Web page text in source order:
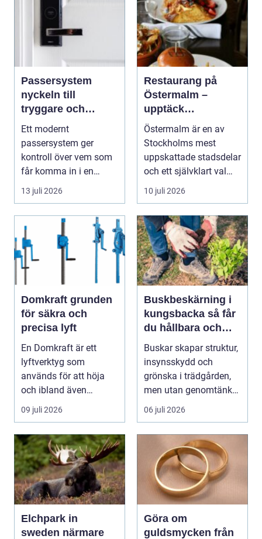
Passersystem
nyckeln till
tryggare och
smidigare tillträde
Ett modernt
passersystem ger
kontroll över vem som
får komma in i en
byggnad, när de får
komma in oc...
13 juli 2026
Restaurang på
Östermalm –
upptäck
matupplevelser i
en av Stockholms
mest attraktiva
stadsdelar
Östermalm är en av
Stockholms mest
uppskattade stadsdelar
och ett självklart val
f&ou...
10 juli 2026
Domkraft grunden
för säkra och
precisa lyft
En Domkraft är ett
lyftverktyg som
används för att höja
och ibland även
positionera tunga
objekt, so...
09 juli 2026
Buskbeskärning i
kungsbacka så får
du hållbara och
vackra buskar året
runt
Buskar skapar struktur,
insynsskydd och
grönska i trädgården,
men utan genomtänkt
beskärning blir de...
06 juli 2026
Elchpark in
sweden närmare
Göra om
guldsmycken från